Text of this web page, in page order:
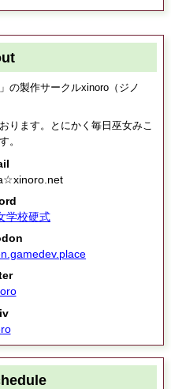
の製作サークルxinoro（ジノ
ります。とにかく毎日巫女みこ
。
学校硬式